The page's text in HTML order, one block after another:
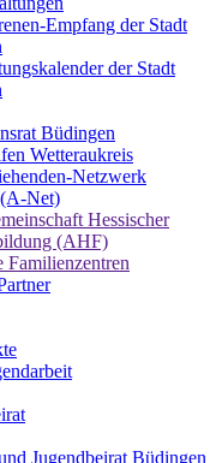
Empfang der Stadt
der Stadt
Büdingen
Wetteraukreis
Netzwerk
Net)
Hessischer
(AHF)
Familienzentren
Jugendbeirat Büdingen